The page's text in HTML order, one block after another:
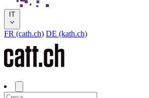
IT
FR (cath.ch) DE (kath.ch)